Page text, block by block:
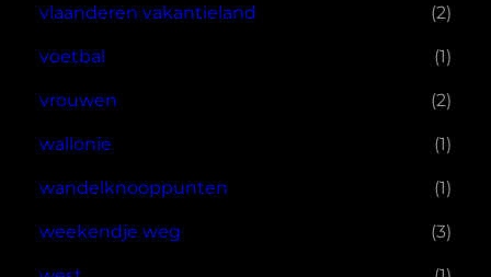
vlaanderen vakantieland (2)
voetbal (1)
vrouwen (2)
wallonie (1)
wandelknooppunten (1)
weekendje weg (3)